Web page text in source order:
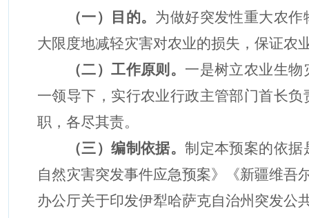
（一） 目的。 为做好突发性重大农作
大限度地减轻灾害对农业的损失，保证农
（二）工作原则。 一是树立农业生物
一领导下，实行农业行政主管部门首长负
职，各尽其责。
（三）编制依据。制定本预案的依据
自然灾害突发事件应急预案》《新疆维吾
办公厅关于印发伊犁哈萨克自治州突发公